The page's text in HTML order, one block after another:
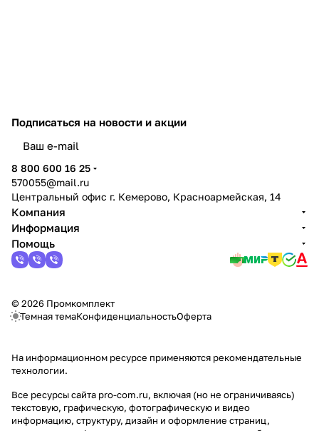
Подписаться на новости и акции
8 800 600 16 25
570055@mail.ru
Центральный офис г. Кемерово, Красноармейская, 14
Компания
Информация
Помощь
© 2026 Промкомплект
Темная темаКонфиденциальностьОферта
На информационном ресурсе применяются рекомендательные
технологии.
Все ресурсы сайта pro-com.ru, включая (но не ограничиваясь)
текстовую, графическую, фотографическую и видео
информацию, структуру, дизайн и оформление страниц,